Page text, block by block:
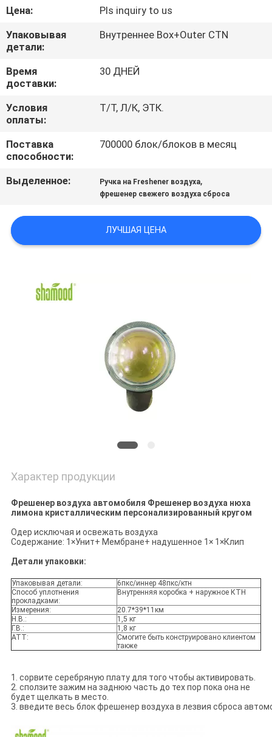
НОВОСТИ
СПРОСИТЕ
ЦИТАТУ
КАРТА
САЙТА
PRIVACY
Цена:
Pls inquiry to us
Упаковывая
детали:
Внутреннее Box+Outer CTN
Время
доставки:
30 ДНЕЙ
Условия
оплаты:
Т/Т, Л/К, ЭТК.
Поставка
способности:
700000 блок/блоков в месяц
Выделенное: Ручка на Freshener воздуха,
фрешенер свежего воздуха сброса
ЛУЧШАЯ ЦЕНА
Характер продукции
Фрешенер воздуха автомобиля Фрешенер воздуха нюха
лимона кристаллическим персонализированный кругом
Одер исключая и освежать воздуха
Содержание: 1×Унит+ Мембране+ надушенное 1× 1×Клип
Детали упаковки:
Упаковывая детали:
6пкс/иннер 48пкс/ктн
Способ уплотнения
прокладками:
Внутренняя коробка + наружное КТН
Измерения:
20.7*39*11км
Н.В.:
1,5 кг
Г.В.:
1,8 кг
АТТ:
Смогите быть конструировано клиентом
также
1. сорвите серебряную плату для того чтобы активировать.
2. сползите зажим на заднюю часть до тех пор пока она не
будет щелкать в место.
3. введите весь блок фрешенер воздуха в лезвия сброса